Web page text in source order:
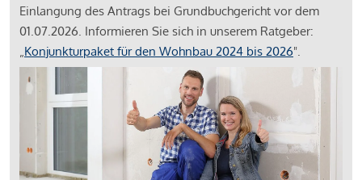
Einlangung des Antrags bei Grundbuchgericht vor dem
01.07.2026. Informieren Sie sich in unserem Ratgeber:
„Konjunkturpaket für den Wohnbau 2024 bis 2026".